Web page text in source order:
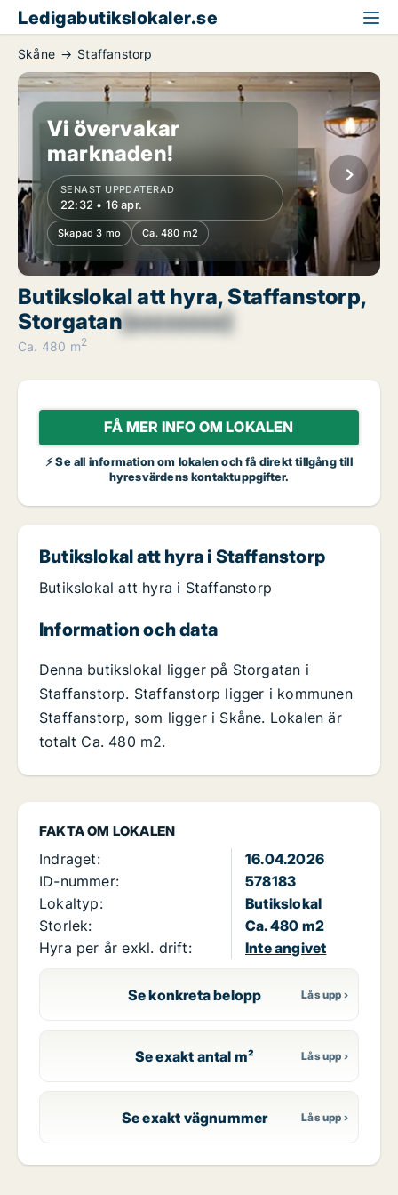
Ledigabutikslokaler.se
Skåne Staffanstorp
Vi övervakar
marknaden!
SENAST UPPDATERAD
22:32 • 16 apr.
Skapad 3 mo Ca. 480 m2
Butikslokal att hyra, Staffanstorp,
Storgatan[xxxxxxxx]
Ca. 480 m2
FÅ MER INFO OM LOKALEN
⚡ Se all information om lokalen och få direkt tillgång till
hyresvärdens kontaktuppgifter.
FAKTA OM LOKALEN
Indraget:
16.04.2026
ID-nummer:
578183
Lokaltyp:
Butikslokal
Storlek:
Ca. 480 m2
Hyra per år exkl. drift:
Inte angivet
Se konkreta belopp
Se exakt antal m²
Se exakt vägnummer
Butikslokal att hyra i Staffanstorp
Butikslokal att hyra i Staffanstorp
Information och data
Denna butikslokal ligger på Storgatan i
Staffanstorp. Staffanstorp ligger i kommunen
Staffanstorp, som ligger i Skåne. Lokalen är
totalt Ca. 480 m2.